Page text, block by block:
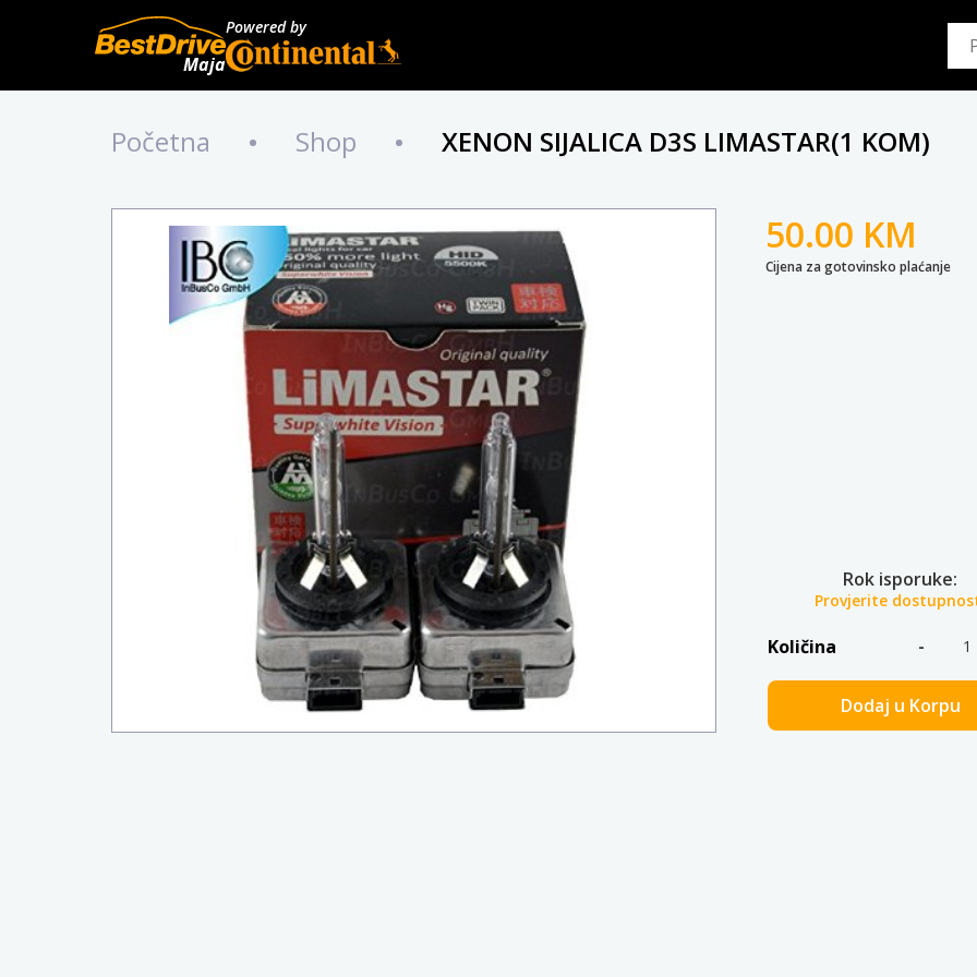
Maja
Powered by
Početna • Shop • XENON SIJALICA D3S LIMASTAR(1 KOM)
50.00 KM
Cijena za gotovinsko plaćanje
Rok isporuke:
Provjerite
Količina
Dodaj u Korpu